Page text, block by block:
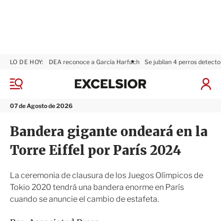
M
n
07 de Agosto de 2026
LO DE HOY: DEA reconoce a García Harfuch Se jubilan 4 perros
I
a
x
i
r
Bandera gigante ondeará en la
Torre Eiffel por París 2024
La ceremonia de clausura de los Juegos Olímpicos de
Tokio 2020 tendrá una bandera enorme en París
cuando se anuncie el cambio de estafeta.